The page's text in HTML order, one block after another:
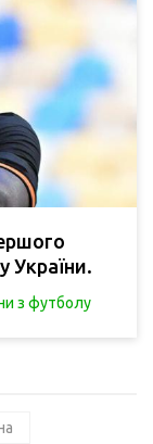
України.
з футболу